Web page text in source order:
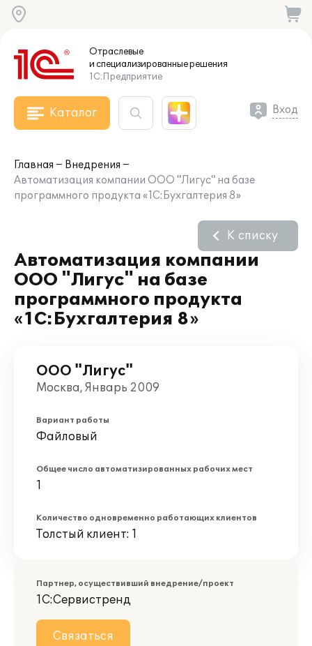
Отраслевые
и специализированныерешения
1С:Предприятие
Каталог Вход
Главная
Внедрения
Автоматизация компании ООО "Лигус" на базе
программного продукта «1С:Бухгалтерия 8»
Автоматизация компании
ООО "Лигус" на базе
программного продукта
«1С:Бухгалтерия 8»
К списку
ООО "Лигус"
Москва, Январь 2009
Вариант работы
Файловый
Общее число автоматизированных рабочих мест
1
Количество одновременно работающих клиентов
Толстый клиент: 1
Партнер, осуществивший внедрение/проект
1С:Сервистренд
Связаться